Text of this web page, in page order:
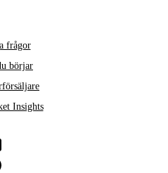
frågor
börjar
Insights